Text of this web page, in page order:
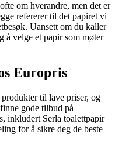
om hverandre, men det er
refererer til det papiret vi
Uansett om du kaller
å velge et papir som møter
Europris
til lave priser, og
gode tilbud på
inkludert Serla toalettpapir
for å sikre deg de beste